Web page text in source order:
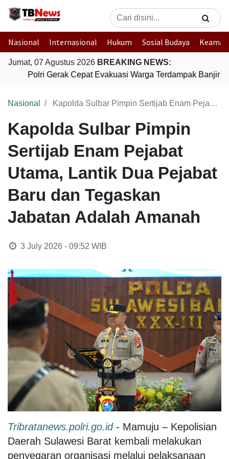
Nasional Internasional Hukum Sosial Budaya
Jumat, 07 Agustus 2026 BREAKING NEWS:
Polri Gerak Cepat Evakuasi Warga Terdampak Banjir di
Nasional Kapolda Sulbar Pimpin Sertijab Enam Pejabat Utama, Lantik Dua Pejabat Baru dan Tegaskan Jabatan Adalah Amanah
Kapolda Sulbar Pimpin
Sertijab Enam Pejabat
Utama, Lantik Dua Pejabat
Baru dan Tegaskan
Jabatan Adalah Amanah
3 July 2026 - 09:52 WIB
Tribratanews.polri.go.id- Mamuju – Kepolisian
Daerah Sulawesi Barat kembali melakukan
penyegaran organisasi melalui pelaksanaan